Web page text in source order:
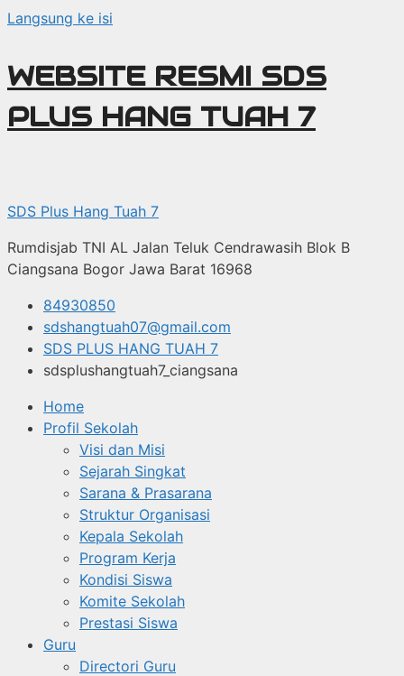
Langsung ke isi
WEBSITE RESMI SDS
PLUS HANG TUAH 7
SDS Plus Hang Tuah 7
Rumdisjab TNI AL Jalan Teluk Cendrawasih Blok B
Ciangsana Bogor Jawa Barat 16968
84930850
sdshangtuah07@gmail.com
SDS PLUS HANG TUAH 7
sdsplushangtuah7_ciangsana
Home
Profil Sekolah
Visi dan Misi
Sejarah Singkat
Sarana & Prasarana
Struktur Organisasi
Kepala Sekolah
Program Kerja
Kondisi Siswa
Komite Sekolah
Prestasi Siswa
Guru
Directori Guru